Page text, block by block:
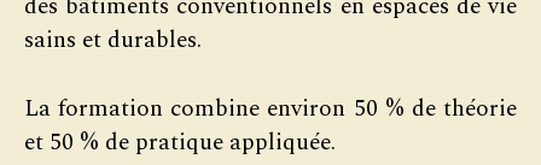
sains et durables.
La formation combine environ 50 % de théorie
et 50 % de pratique appliquée.